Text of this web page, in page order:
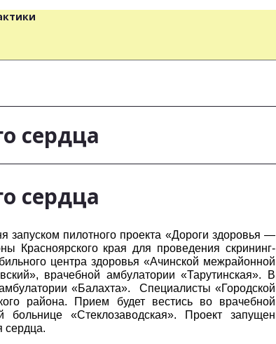
сердца
сердца
запуском пилотного проекта «Дороги здоровья —
Красноярского края для проведения скрининг-
центра здоровья «Ачинской межрайонной
врачебной амбулатории «Тарутинская». В
«Балахта». Специалисты «Городской
района. Прием будет вестись во врачебной
«Стеклозаводская». Проект запущен
сердца.